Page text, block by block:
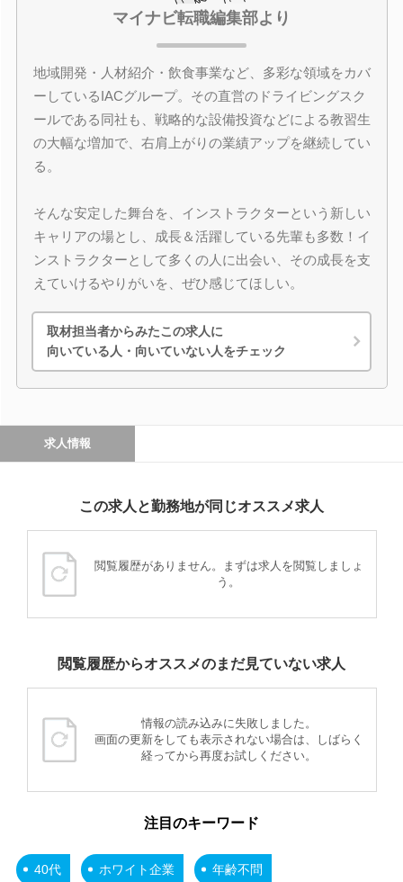
マイナビ転職編集部より
地域開発・人材紹介・飲食事業など、多彩な領域をカバ
ーしているIACグループ。その直営のドライビングスク
ールである同社も、戦略的な設備投資などによる教習生
の大幅な増加で、右肩上がりの業績アップを継続してい
る。
そんな安定した舞台を、インストラクターという新しい
キャリアの場とし、成長＆活躍している先輩も多数！イ
ンストラクターとして多くの人に出会い、その成長を支
えていけるやりがいを、ぜひ感じてほしい。
取材担当者からみたこの求人に
向いている人・向いていない人をチェック
求人情報
この求人と勤務地が同じオススメ求人
閲覧履歴がありません。まずは求人を閲覧しましょ
う。
閲覧履歴からオススメのまだ見ていない求人
情報の読み込みに失敗しました。
画面の更新をしても表示されない場合は、しばらく
経ってから再度お試しください。
注目のキーワード
40代 ホワイト企業 年齢不問